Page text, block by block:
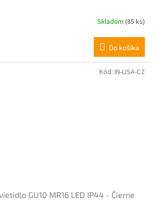
Skladom (85 ks)
Do košíka
GU10 MR16 LED IP44 - Čierne
Kód: IN-LISA-CZ